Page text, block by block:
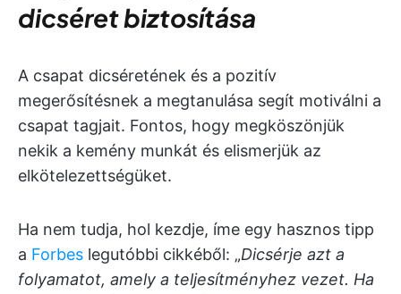
dicséret biztosítása
A csapat dicséretének és a pozitív
megerősítésnek a megtanulása segít motiválni a
csapat tagjait. Fontos, hogy megköszönjük
nekik a kemény munkát és elismerjük az
elkötelezettségüket.
Ha nem tudja, hol kezdje, íme egy hasznos tipp
a Forbes legutóbbi cikkéből: „Dicsérje azt a
folyamatot, amely a teljesítményhez vezet. Ha